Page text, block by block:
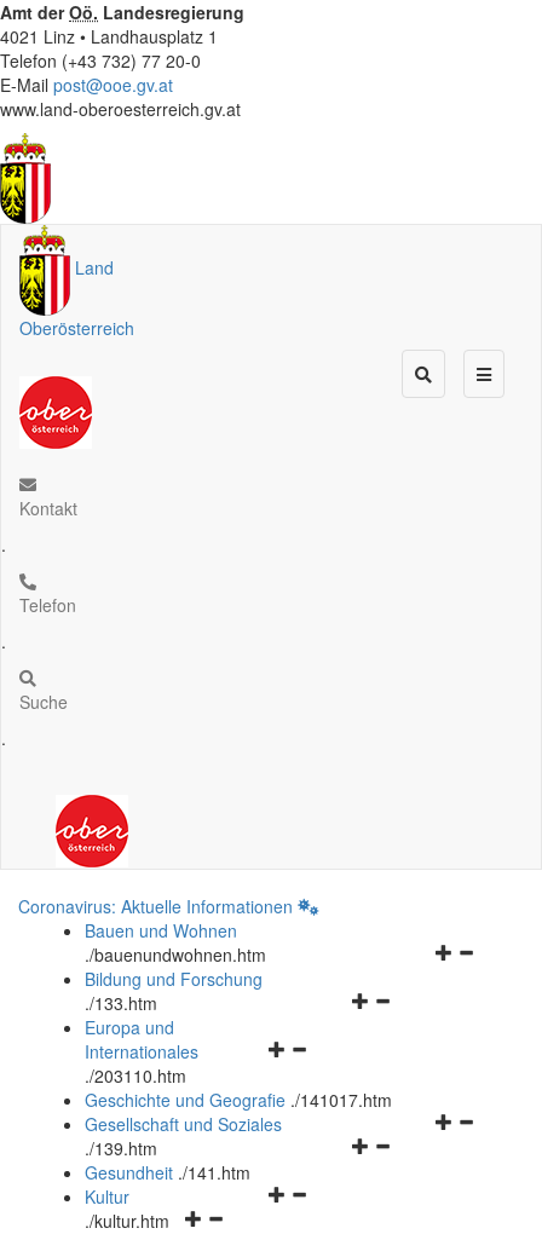
Amt derOö. Landesregierung
4021 Linz • Landhausplatz 1
Telefon (+43 732) 77 20-0
E-Mail post@ooe.gv.at
www.land-oberoesterreich.gv.at
Land
Oberösterreich
Kontakt
.
Telefon
.
Suche
.
Coronavirus: Aktuelle Informationen
Bauen und Wohnen
./bauenundwohnen.htm
Navigationsmenü
Bildung und Forschung
./133.htm
Navigationsmenü
und
schließen
Europa und
Internationales
./203110.htm
Geschichte und Geografie ./141017.htm
Navigationsmenü
Gesellschaft und Soziales
./139.htm
Navigationsmenü
Gesundheit ./141.htm
Navigationsmenü
Kultur
./kultur.htm